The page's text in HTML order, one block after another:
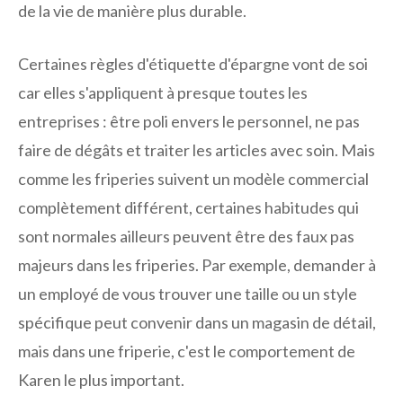
de la vie de manière plus durable.
Certaines règles d'étiquette d'épargne vont de soi
car elles s'appliquent à presque toutes les
entreprises : être poli envers le personnel, ne pas
faire de dégâts et traiter les articles avec soin. Mais
comme les friperies suivent un modèle commercial
complètement différent, certaines habitudes qui
sont normales ailleurs peuvent être des faux pas
majeurs dans les friperies. Par exemple, demander à
un employé de vous trouver une taille ou un style
spécifique peut convenir dans un magasin de détail,
mais dans une friperie, c'est le comportement de
Karen le plus important.